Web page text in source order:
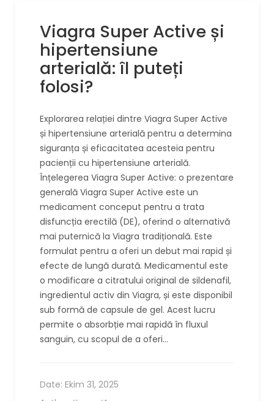
Viagra Super Active și
hipertensiune
arterială: îl puteți
folosi?
Explorarea relației dintre Viagra Super Active
și hipertensiune arterială pentru a determina
siguranța și eficacitatea acesteia pentru
pacienții cu hipertensiune arterială.
Înțelegerea Viagra Super Active: o prezentare
generală Viagra Super Active este un
medicament conceput pentru a trata
disfuncția erectilă (DE), oferind o alternativă
mai puternică la Viagra tradițională. Este
formulat pentru a oferi un debut mai rapid și
efecte de lungă durată. Medicamentul este
o modificare a citratului original de sildenafil,
ingredientul activ din Viagra, și este disponibil
sub formă de capsule de gel. Acest lucru
permite o absorbție mai rapidă în fluxul
sanguin, cu scopul de a oferi…
Date: Ekim 31, 2025